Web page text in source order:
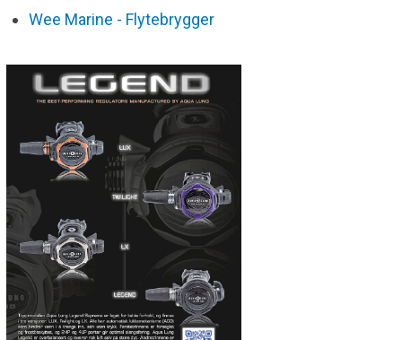
Wee Marine - Flytebrygger